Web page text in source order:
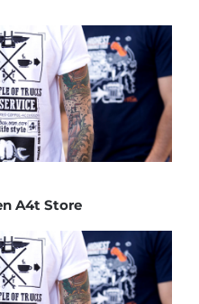
A4t Store